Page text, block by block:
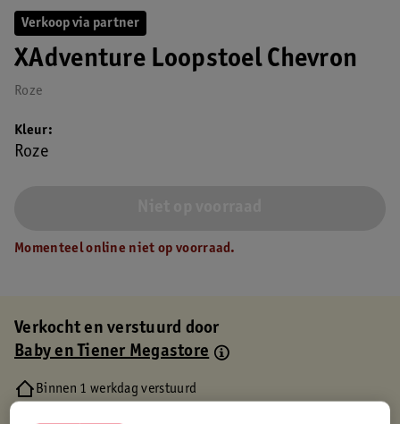
Verkoop via partner
XAdventure Loopstoel Chevron
Roze
Kleur
Roze
Momenteel online niet op voorraad.
Verkocht en verstuurd door
Baby en Tiener Megastore
Binnen 1 werkdag verstuurd